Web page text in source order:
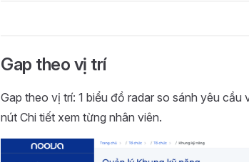
Gap theo vị trí
Gap theo vị trí: 1 biểu đồ radar so sánh yêu
nút Chi tiết xem từng nhân viên.